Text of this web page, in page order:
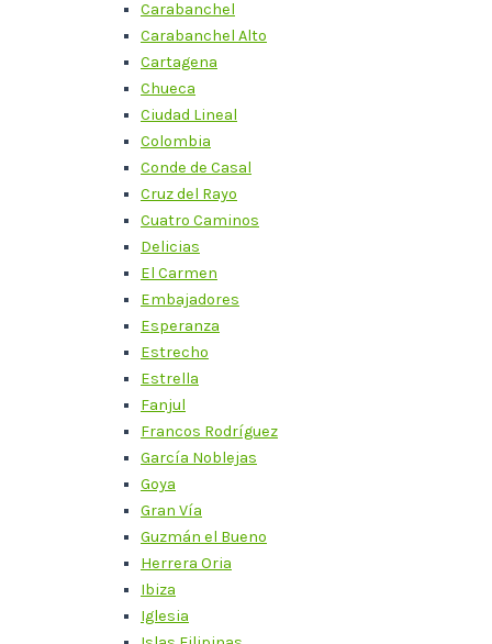
Carabanchel
Carabanchel Alto
Cartagena
Chueca
Ciudad Lineal
Colombia
Conde de Casal
Cruz del Rayo
Cuatro Caminos
Delicias
El Carmen
Embajadores
Esperanza
Estrecho
Estrella
Fanjul
Francos Rodríguez
García Noblejas
Goya
Gran Vía
Guzmán el Bueno
Herrera Oria
Ibiza
Iglesia